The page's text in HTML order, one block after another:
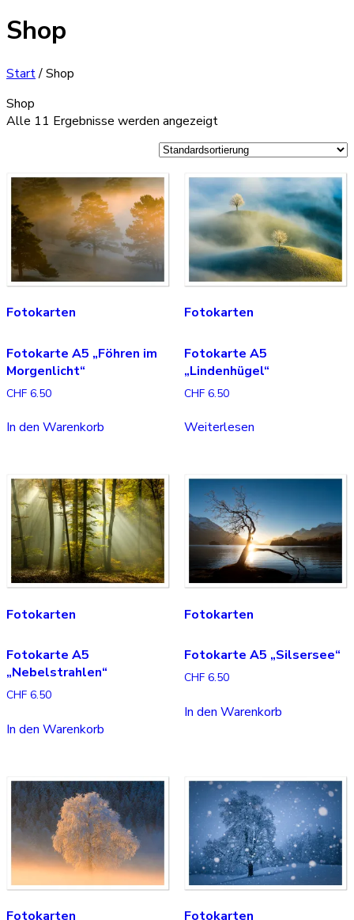
Shop
Start/ Shop
Shop
Alle 11 Ergebnisse werden angezeigt
Fotokarten
Fotokarte A5 „Föhren im
Morgenlicht“
CHF 6.50
In den Warenkorb
Fotokarten
Fotokarte A5
„Lindenhügel“
CHF6.50
Weiterlesen
Fotokarten
Fotokarte A5
„Nebelstrahlen“
CHF 6.50
In den Warenkorb
Fotokarten
Fotokarte A5 „Silsersee“
CHF6.50
In den Warenkorb
Fotokarten Fotokarten